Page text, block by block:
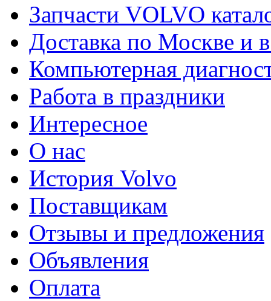
Запчасти VOLVO
Доставка по Москве и
Компьютерная
Работа в праздники
Интересное
О нас
История Volvo
Поставщикам
Отзывы и предложения
Объявления
Оплата